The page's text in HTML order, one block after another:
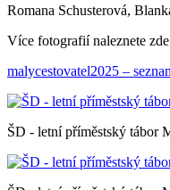
Romana Schusterová,
Více fotografií naleznete
malycestovatel2025 –
ŠD - letní příměstský tábor